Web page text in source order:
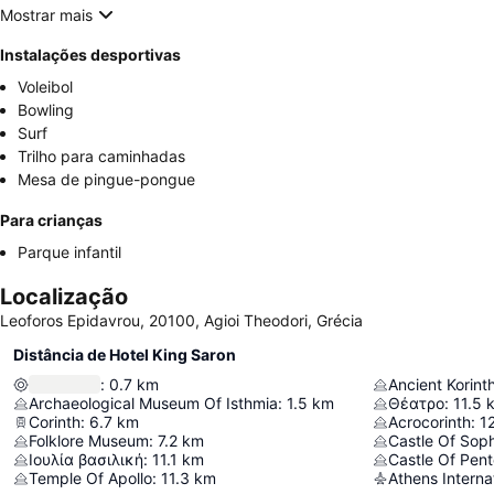
Mostrar mais
Instalações desportivas
Voleibol
Bowling
Surf
Trilho para caminhadas
Mesa de pingue-pongue
Para crianças
Parque infantil
Localização
Leoforos Epidavrou, 20100, Agioi Theodori, Grécia
Distância de Hotel King Saron
: 0.7 km
Archaeological Museum Of Isthmia: 1.5 km
Corinth: 6.7 km
Folklore Museum: 7.2 km
Ιουλία βασιλική: 11.1 km
Temple Of Apollo: 11.3 km
Ancient
Θέατρο: 11.5
Acrocorinth:
Castle Of
Castle Of
Athens